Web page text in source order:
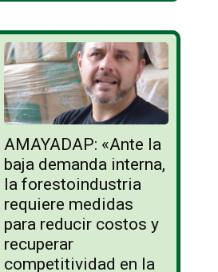
AMAYADAP: «Ante la
baja demanda interna,
la forestoindustria
requiere medidas
para reducir costos y
recuperar
competitividad en la